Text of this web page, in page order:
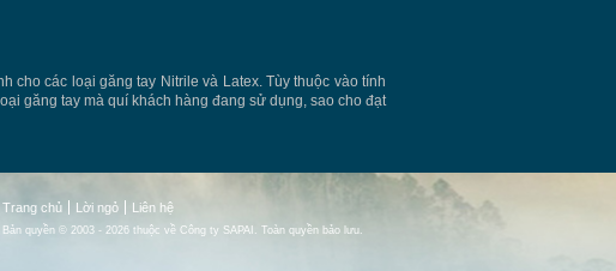
cho các loại găng tay Nitrile và Latex. Tùy thuộc vào tính
găng tay mà quí khách hàng đang sử dụng, sao cho đạt
Trang chủ Lời ngỏ Liên hệ
Bản quyền © 2003 - 2026 thuộc về Công ty SAPAI. Toàn quyền bảo lưu.